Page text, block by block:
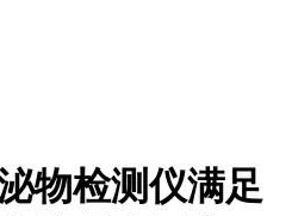
物检测仪满足